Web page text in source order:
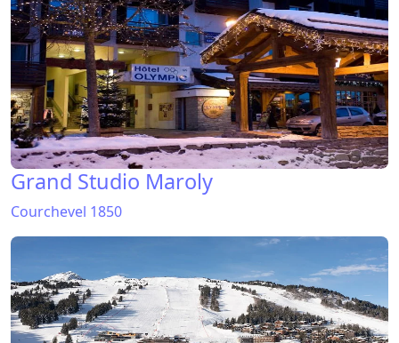
Grand Studio Maroly
Courchevel 1850